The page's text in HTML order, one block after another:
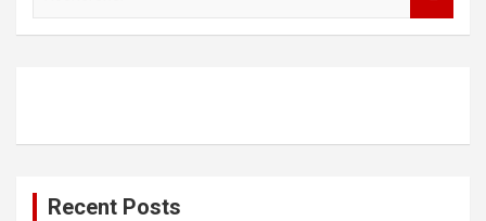
h
Recent Posts